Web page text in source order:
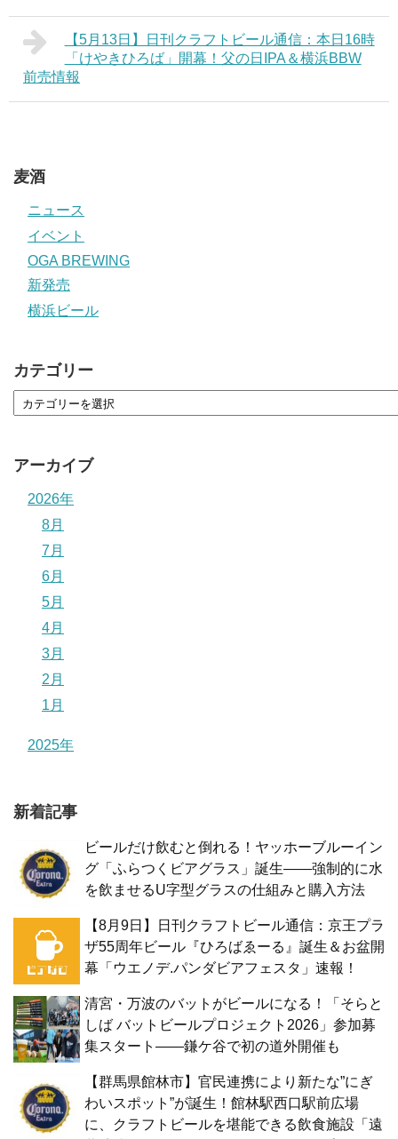
【5月13日】日刊クラフトビール通信：本日16時
「けやきひろば」開幕！父の日IPA＆横浜BBW
前売情報
麦酒
ニュース
イベント
OGA BREWING
新発売
横浜ビール
カテゴリー
アーカイブ
2026年
8月
7月
6月
5月
4月
3月
2月
1月
2025年
新着記事
ビールだけ飲むと倒れる！ヤッホーブルーイン
グ「ふらつくビアグラス」誕生——強制的に水
を飲ませるU字型グラスの仕組みと購入方法
【8月9日】日刊クラフトビール通信：京王プラ
ザ55周年ビール『ひろばゑーる』誕生＆お盆開
幕「ウエノデ.パンダビアフェスタ」速報！
清宮・万波のバットがビールになる！「そらと
しば バットビールプロジェクト2026」参加募
集スタート——鎌ケ谷で初の道外開催も
【群馬県館林市】官民連携により新たな”にぎ
わいスポット”が誕生！館林駅西口駅前広場
に、クラフトビールを堪能できる飲食施設「遠